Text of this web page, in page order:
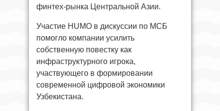
финтех-рынка Центральной Азии.
Участие HUMO в дискуссии по МСБ
помогло компании усилить
собственную повестку как
инфраструктурного игрока,
участвующего в формировании
современной цифровой экономики
Узбекистана.